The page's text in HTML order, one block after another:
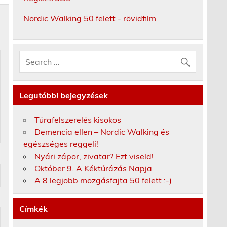
Nordic Walking 50 felett - rövidfilm
Legutóbbi bejegyzések
Túrafelszerelés kisokos
Demencia ellen – Nordic Walking és
egészséges reggeli!
Nyári zápor, zivatar? Ezt viseld!
Október 9. A Kéktúrázás Napja
A 8 legjobb mozgásfajta 50 felett :-)
Címkék